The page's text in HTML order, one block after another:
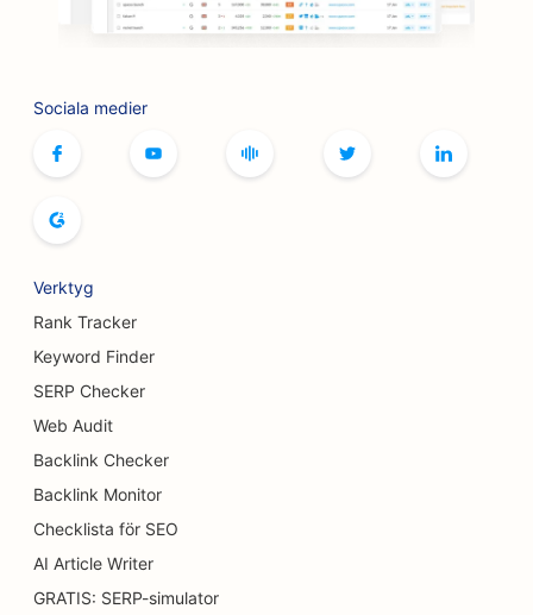
SEO för brädspelscaféer
SEO för brödbagerier
SEO för bröstförstoringstjänster
SEO för bufférestauranger
SEO för hamburgerbilar
SEO för konditorier
SEO för brännskadekirurger
SEO för biltvättar
Sociala medier
Verktyg
Rank Tracker
Keyword Finder
SERP Checker
Web Audit
Backlink Checker
Backlink Monitor
Checklista för SEO
AI Article Writer
GRATIS: SERP-simulator